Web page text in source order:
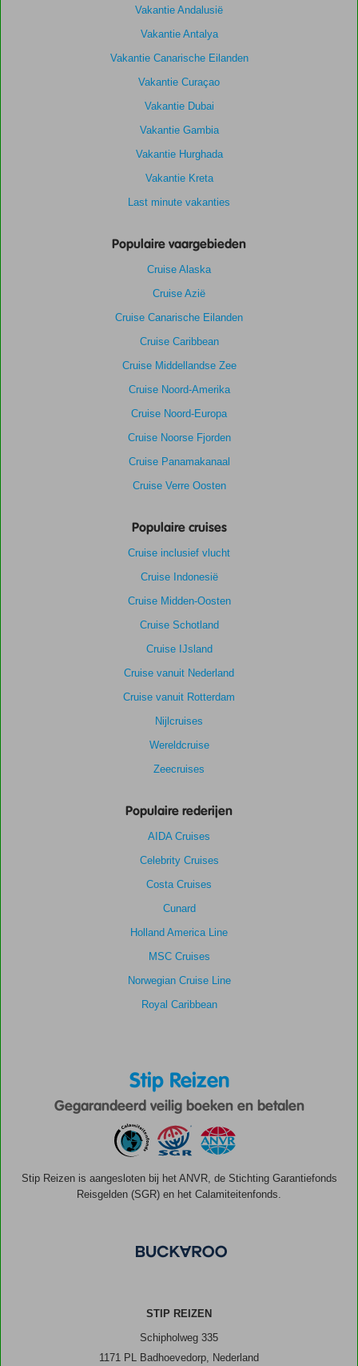
Vakantie Andalusië
Vakantie Antalya
Vakantie Canarische Eilanden
Vakantie Curaçao
Vakantie Dubai
Vakantie Gambia
Vakantie Hurghada
Vakantie Kreta
Last minute vakanties
Populaire vaargebieden
Cruise Alaska
Cruise Azië
Cruise Canarische Eilanden
Cruise Caribbean
Cruise Middellandse Zee
Cruise Noord-Amerika
Cruise Noord-Europa
Cruise Noorse Fjorden
Cruise Panamakanaal
Cruise Verre Oosten
Populaire cruises
Cruise inclusief vlucht
Cruise Indonesië
Cruise Midden-Oosten
Cruise Schotland
Cruise IJsland
Cruise vanuit Nederland
Cruise vanuit Rotterdam
Nijlcruises
Wereldcruise
Zeecruises
Populaire rederijen
AIDA Cruises
Celebrity Cruises
Costa Cruises
Cunard
Holland America Line
MSC Cruises
Norwegian Cruise Line
Royal Caribbean
Stip Reizen
Gegarandeerd veilig boeken en betalen
Stip Reizen is aangesloten bij het ANVR, de Stichting Garantiefonds
Reisgelden (SGR) en het Calamiteitenfonds.
STIP REIZEN
Schipholweg 335
1171 PL Badhoevedorp, Nederland